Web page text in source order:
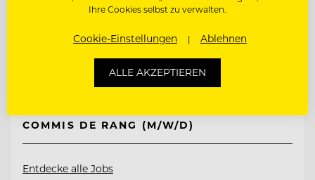
83471 Berchtesgaden, Deutschland
COMMIS DE RANG BAR (M/W/D)
COMMIS DE RANG (M/W/D)
Entdecke alle Jobs
Ihre Cookies selbst zu verwalten.
Cookie-Einstellungen Ablehnen
ALLE AKZEPTIEREN